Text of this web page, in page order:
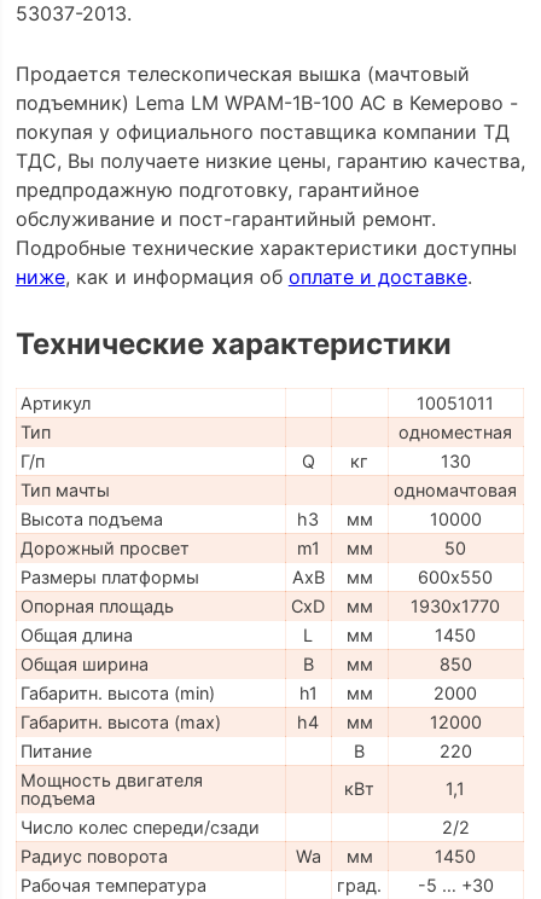
53037-2013.
Продается телескопическая вышка (мачтовый
подъемник) Lema LM WPAM-1B-100 AC в Кемерово -
покупая у официального поставщика компании ТД
ТДС, Вы получаете низкие цены, гарантию качества,
предпродажную подготовку, гарантийное
обслуживание и пост-гарантийный ремонт.
Подробные технические характеристики доступны
ниже, как и информация об оплате и доставке.
Технические характеристики
Артикул
10051011
Тип
одноместная
Г/п
Q кг
130
Тип мачты
одномачтовая
Высота подъема
h3 мм
10000
Дорожный просвет
m1 мм
50
Размеры платформы
AxB мм
600х550
Опорная площадь
CxD мм
1930х1770
Общая длина
L мм
1450
Общая ширина
B мм
850
Габаритн. высота (min)
h1 мм
2000
Габаритн. высота (max)
h4 мм
12000
Питание
В
220
Мощность двигателя
подъема
кВт
1,1
Число колес спереди/сзади
2/2
Радиус поворота
Wa мм
1450
Рабочая температура
град.
-5 … +30